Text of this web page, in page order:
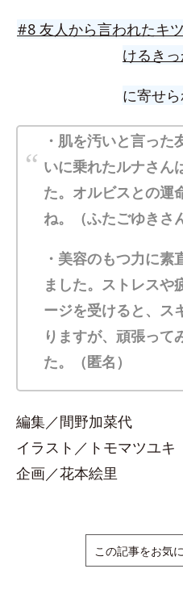
#8 友人から言われたキ
けるきっ
に寄せ
・肌を汚いと言っ
いに乗れたルナさん
た。オルビスとの運
ね。（ふたごゆきさ
・美容のもつ力に
ました。ストレスや
ージを受けると、ス
りますが、頑張って
た。（匿名）
編集／間野加菜代
イラスト／トモマツユキ
企画／花本絵里
この記事をお気